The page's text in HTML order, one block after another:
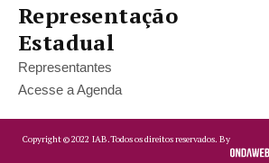
Representação
Estadual
Representantes
Acesse a Agenda
Copyright ©2022 IAB.Todos os direitos reservados. By